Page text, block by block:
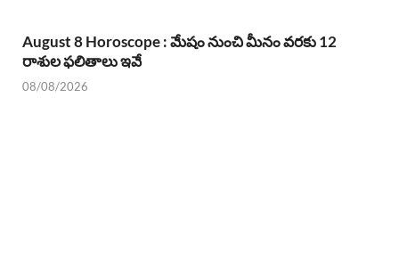
August 8 Horoscope : మేషం నుంచి మీనం వరకు 12
రాశుల ఫలితాలు ఇవే
08/08/2026